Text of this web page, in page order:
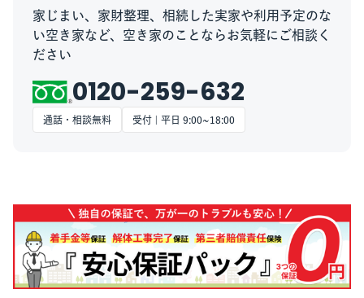
家じまい、家財整理、相続した実家や利用予定のな
い空き家など、空き家のことならお気軽にご相談く
ださい
0120-259-632
通話・相談無料 受付 | 平日 9:00~18:00